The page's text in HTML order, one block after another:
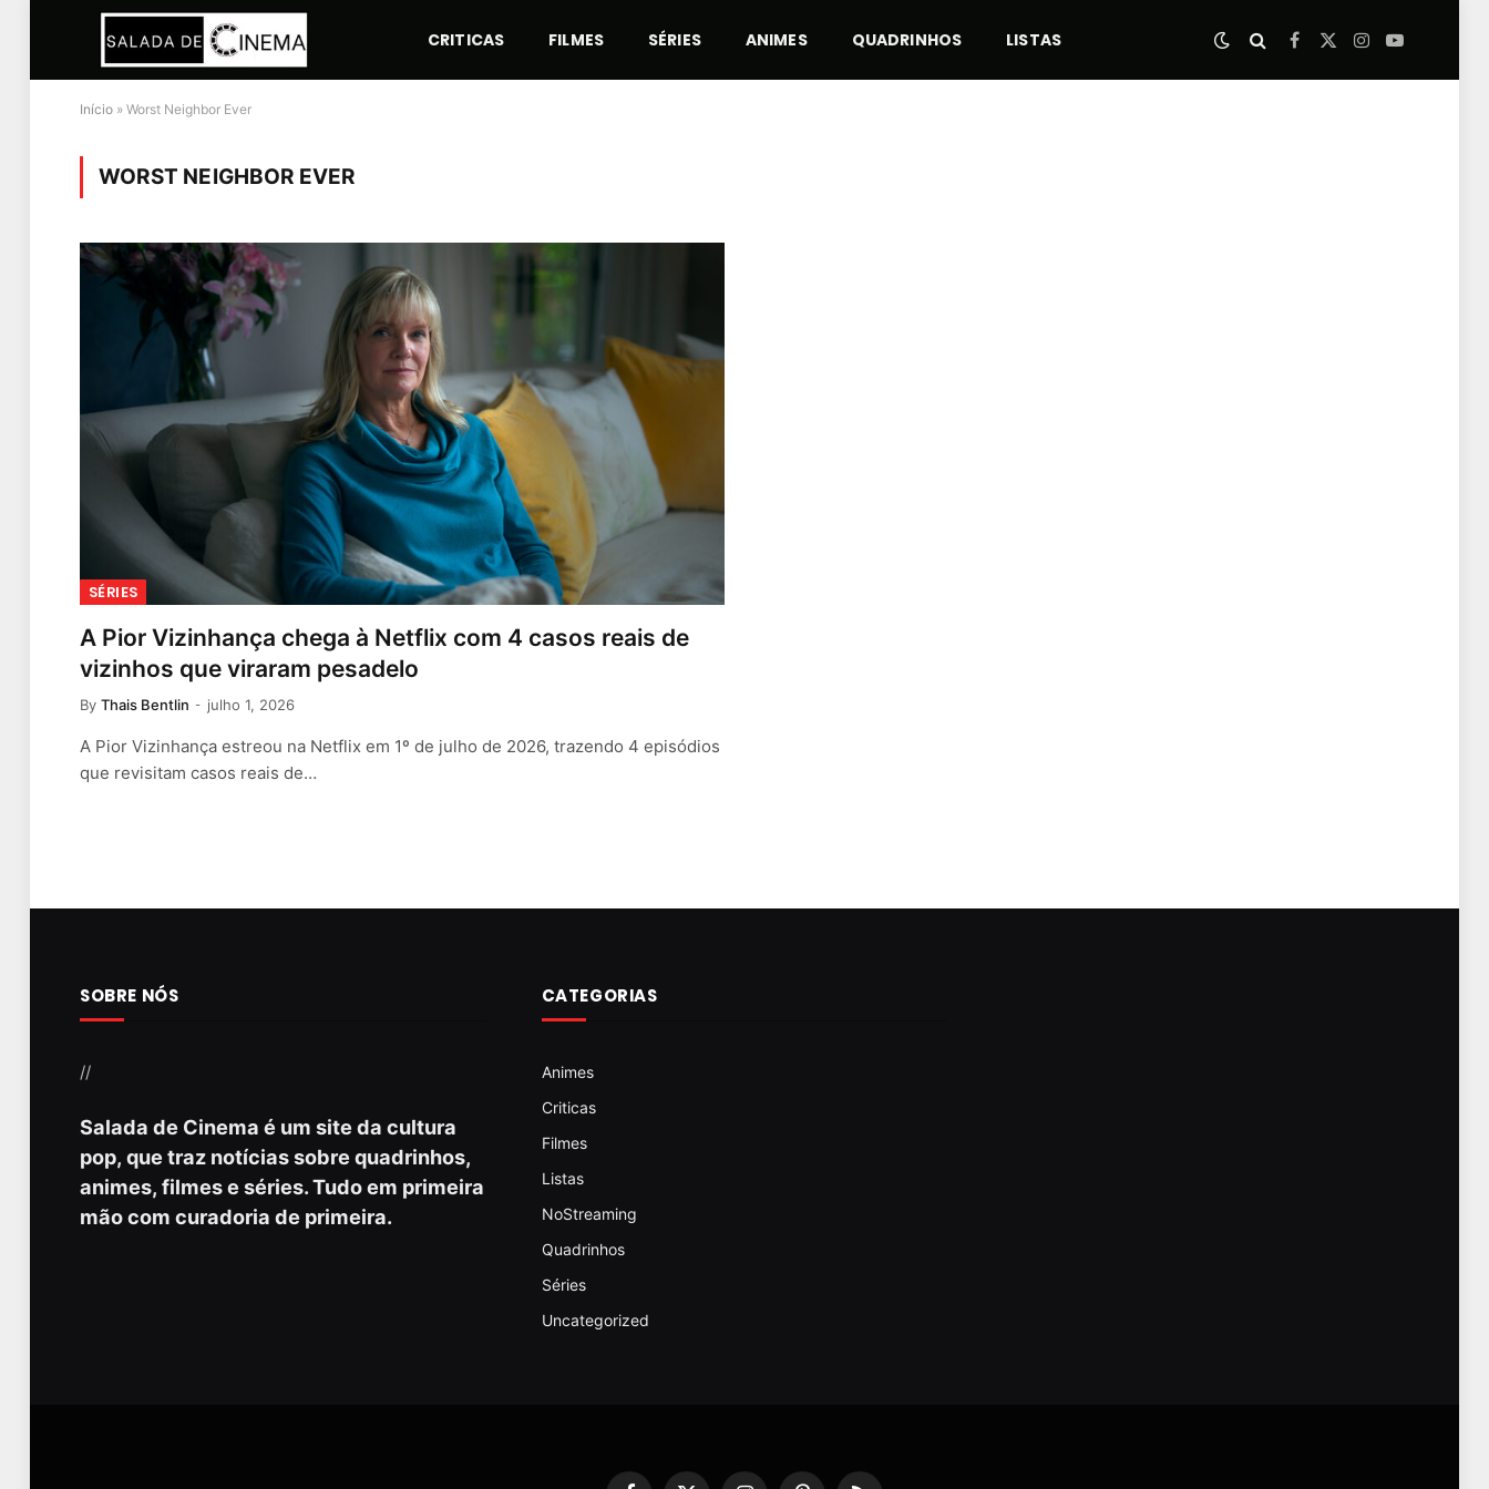
CRITICAS FILMES SÉRIES ANIMES QUADRINHOS LISTAS Facebook
X
Instagram
YouTube
Início » Worst Neighbor Ever
WORST NEIGHBOR EVER
SÉRIES
A Pior Vizinhança chega à Netflix com 4 casos reais de
vizinhos que viraram pesadelo
By Thais Bentlin julho 1, 2026
A Pior Vizinhança estreou na Netflix em 1º de julho de 2026, trazendo 4 episódios
que revisitam casos reais de…
SOBRE NÓS
//
Salada de Cinema é um site da cultura
pop, que traz notícias sobre quadrinhos,
animes, filmes e séries. Tudo em primeira
mão com curadoria de primeira.
CATEGORIAS
Animes
Criticas
Filmes
Listas
NoStreaming
Quadrinhos
Séries
Uncategorized